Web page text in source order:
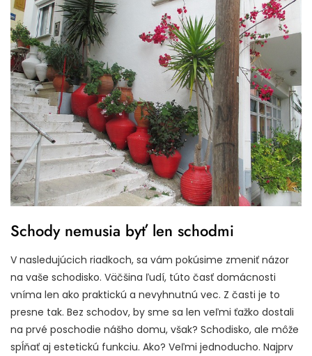
Schody nemusia byť len schodmi
V nasledujúcich riadkoch, sa vám pokúsime zmeniť názor
na vaše schodisko. Väčšina ľudí, túto časť domácnosti
vníma len ako praktickú a nevyhnutnú vec. Z časti je to
presne tak. Bez schodov, by sme sa len veľmi ťažko dostali
na prvé poschodie nášho domu, však? Schodisko, ale môže
spĺňať aj estetickú funkciu. Ako? Veľmi jednoducho. Najprv